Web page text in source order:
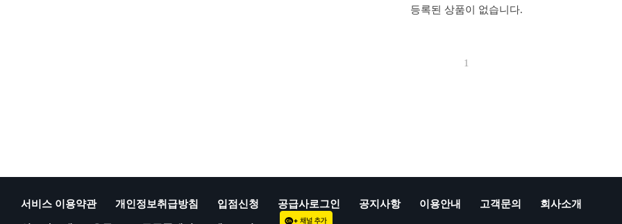
등록된 상품이 없습니다.
1
서비스 이용약관 개인정보취급방침 입점신청 공급사로그인 공지사항 이용안내 고객문의 회사소개